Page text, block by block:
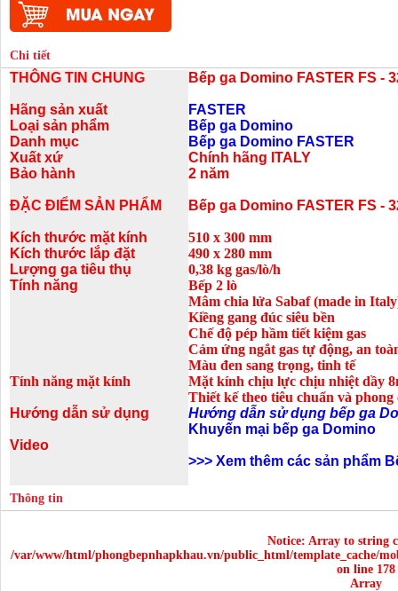
Chi tiết
THÔNG TIN CHUNG Bếp ga Domino FASTER FS -
Hãng sản xuất
FASTER
Loại sản phẩm
Bếp ga Domino
Danh mục
Bếp ga Domino FASTER
Xuất xứ
Chính hãng ITALY
Bảo hành
2 năm
ĐẶC ĐIỂM SẢN PHẨM Bếp ga Domino FASTER FS -
Kích thước mặt kính
510 x 300 mm
Kích thước lắp đặt
490 x 280 mm
Lượng ga tiêu thụ
0,38 kg gas/lò/h
Tính năng
Bếp 2 lò
Mâm chia lửa Sabaf (made in
Kiềng gang đúc siêu bền
Chế độ pép hầm tiết kiệm gas
Cảm ứng ngắt gas tự động, an
Màu đen sang trọng, tinh tế
Tính năng mặt kính
Mặt kính chịu lực chịu nhiệt dầy
Thiết kế theo tiêu chuẩn và
Hướng dẫn sử dụng
Hướng dẫn sử dụng bếp ga
Khuyến mại bếp ga Domino
Video
>>> Xem thêm các sản phẩm
Thông tin
Notice: Array to string
/var/www/html/phongbepnhapkhau.vn/public_html/template_cache/
on line 178
Array